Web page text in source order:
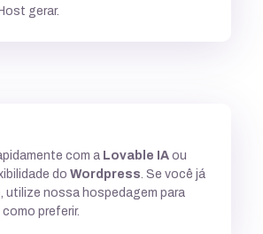
PHP
do ASP
gerar.
com a Lovable IA ou
do Wordpress . Se você já
utilize nossa hospedagem para
preferir.